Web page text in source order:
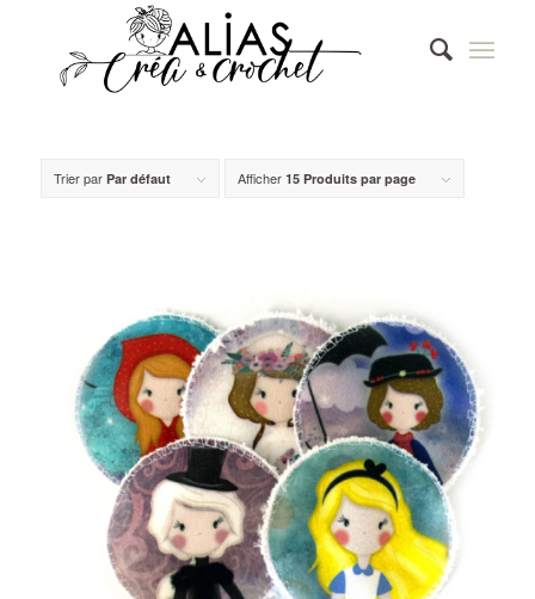
Trier par Par défaut Afficher 15 Produits par page